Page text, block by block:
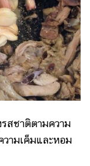
สชาติตามความ
ามเค็มและหอม